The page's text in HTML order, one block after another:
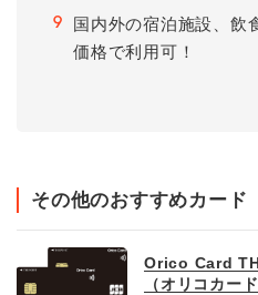
9
国内外の宿泊施設、飲
価格で利用可！
その他のおすすめカード
Orico Card
（オリコカー